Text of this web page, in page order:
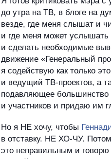
до утра на ТВ, в блоге на
везде, где меня слышат и
и где меня может услышать
и сделать необходимые
движение «Генеральный
я содействую как только
и ведущий ТВ-проектов, а
подавляющее большинство
и участников и придаю им
Но я НЕ хочу, чтобы
в отставку. НЕ ХО-ЧУ.
это неправильным и говорю